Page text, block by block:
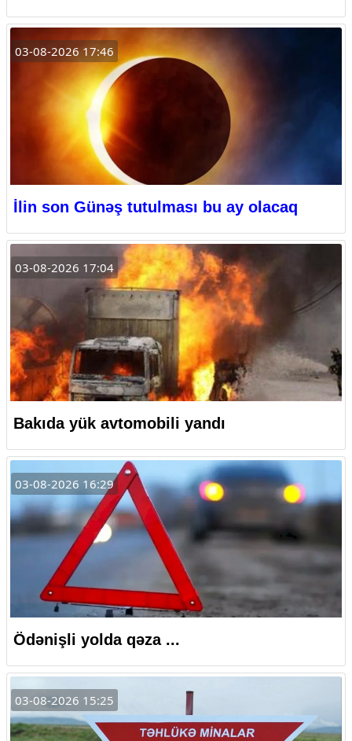
03-08-2026 17:46
İlin son Günəş tutulması bu ay olacaq
03-08-2026 17:04
Bakıda yük avtomobili yandı
03-08-2026 16:29
Ödənişli yolda qəza ...
03-08-2026 15:25